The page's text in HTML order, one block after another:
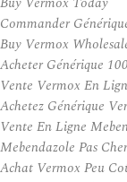
Commander
Buy Vermox
Acheter Générique
Vente Vermox En
Achetez Générique
Vente En Ligne
Mebendazole Pas
Achat Vermox Peu